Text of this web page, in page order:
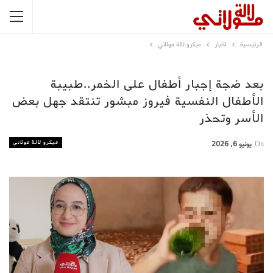
الرئيسية اخبار ميكرو لالة مولاتي
بعد ضجة إجبار أطفال على الخمر..طبيبة
الأطفال النفسية فيروز مبشور تنتقد جهل بعض
الأسر وتحذر
ميكرو لالة مولاتي On يونيو 6, 2026